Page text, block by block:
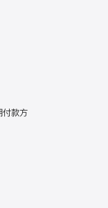
付款方